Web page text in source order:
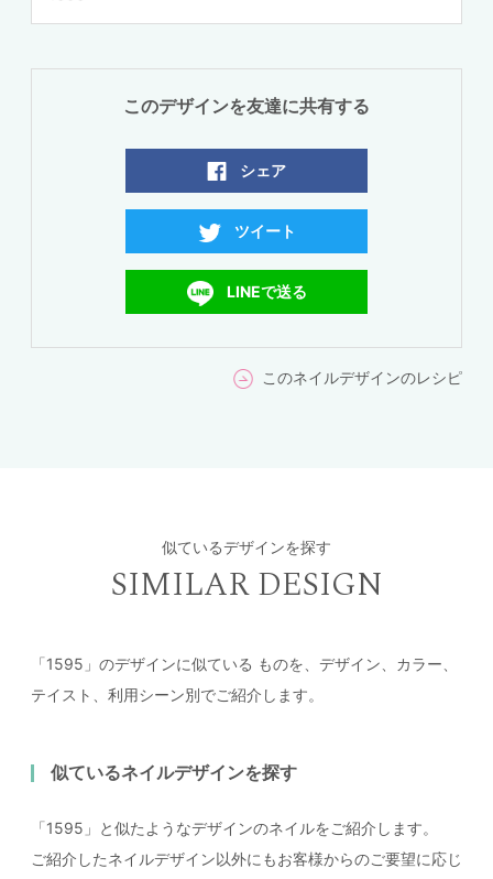
このデザインを友達に共有する
シェア
ツイート
LINEで送る
このネイルデザインのレシピ
似ているデザインを探す
SIMILAR DESIGN
「1595」のデザインに似ている ものを、デザイン、カラー、
テイスト、利用シーン別でご紹介します。
似ているネイルデザインを探す
「1595」と似たようなデザインのネイルをご紹介します。
ご紹介したネイルデザイン以外にもお客様からのご要望に応じ